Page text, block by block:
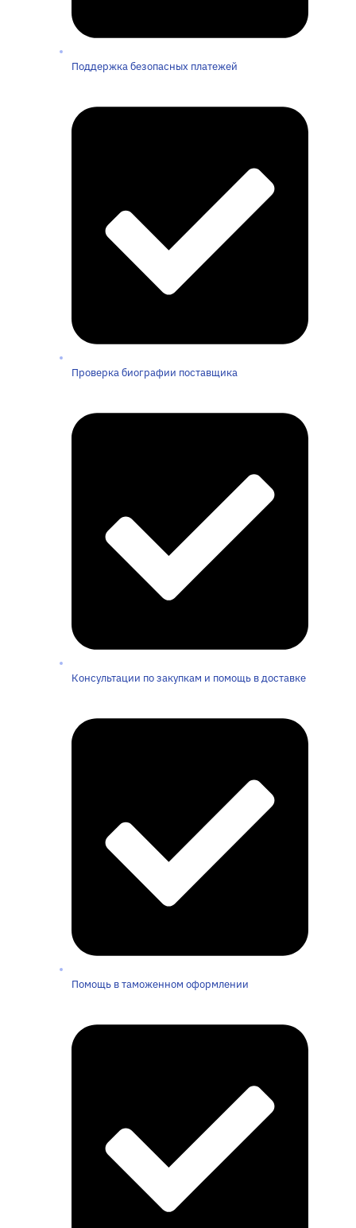
Поддержка безопасных платежей
Проверка биографии поставщика
Консультации по закупкам и помощь в доставке
Помощь в таможенном оформлении